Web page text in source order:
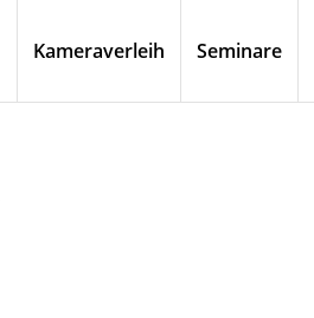
Kameraverleih Seminare